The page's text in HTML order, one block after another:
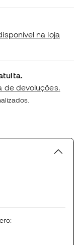
na loja
de devoluções.